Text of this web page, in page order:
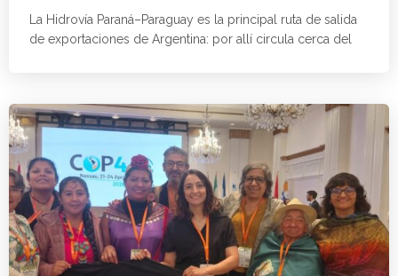
La Hidrovía Paraná–Paraguay es la principal ruta de salida
de exportaciones de Argentina: por allí circula cerca del